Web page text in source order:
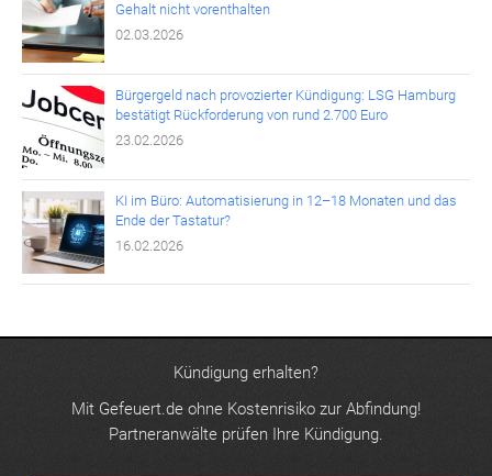
Gehalt nicht vorenthalten
02.03.2026
Bürgergeld nach provozierter Kündigung: LSG Hamburg
bestätigt Rückforderung von rund 2.700 Euro
23.02.2026
KI im Büro: Automatisierung in 12–18 Monaten und das
Ende der Tastatur?
16.02.2026
Kündigung erhalten?
Mit Gefeuert.de ohne Kostenrisiko zur Abfindung!
Partneranwälte prüfen Ihre Kündigung.